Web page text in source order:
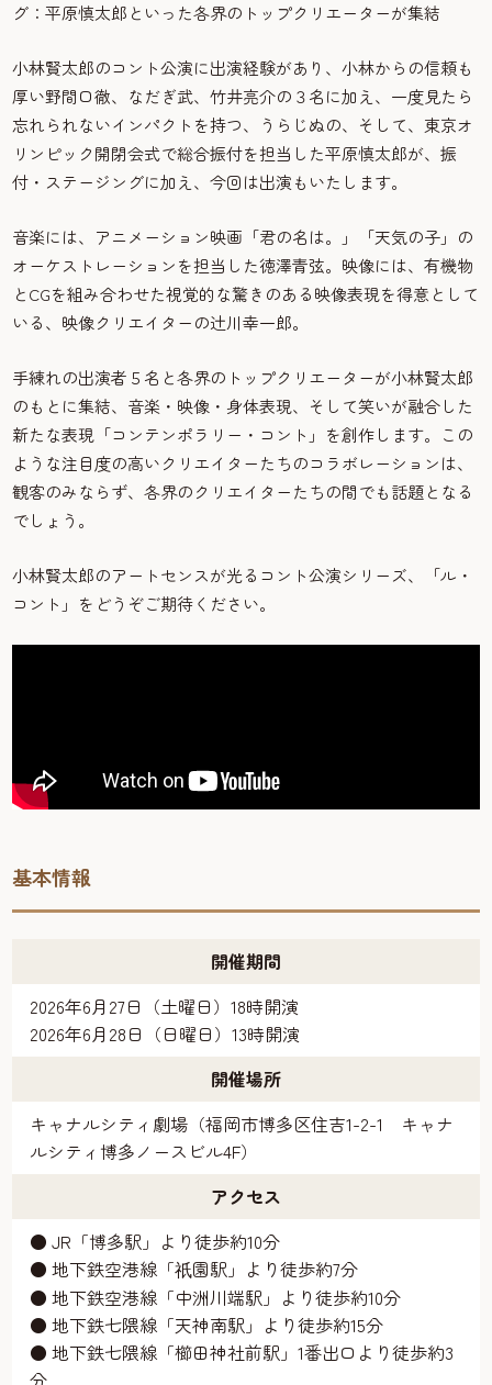
グ：平原慎太郎といった各界のトップクリエーターが集結
小林賢太郎のコント公演に出演経験があり、小林からの信頼も
厚い野間口徹、なだぎ武、竹井亮介の３名に加え、一度見たら
忘れられないインパクトを持つ、うらじぬの、そして、東京オ
リンピック開閉会式で総合振付を担当した平原慎太郎が、振
付・ステージングに加え、今回は出演もいたします。
音楽には、アニメーション映画「君の名は。」「天気の子」の
オーケストレーションを担当した徳澤青弦。映像には、有機物
とCGを組み合わせた視覚的な驚きのある映像表現を得意として
いる、映像クリエイターの辻川幸一郎。
手練れの出演者５名と各界のトップクリエーターが小林賢太郎
のもとに集結、音楽・映像・身体表現、そして笑いが融合した
新たな表現「コンテンポラリー・コント」を創作します。この
ような注目度の高いクリエイターたちのコラボレーションは、
観客のみならず、各界のクリエイターたちの間でも話題となる
でしょう。
小林賢太郎のアートセンスが光るコント公演シリーズ、「ル・
コント」をどうぞご期待ください。
基本情報
開催期間
2026年6月27日（土曜日）18時開演
2026年6月28日（日曜日）13時開演
開催場所
キャナルシティ劇場（福岡市博多区住吉1-2-1 キャナ
ルシティ博多ノースビル4F）
アクセス
● JR「博多駅」より徒歩約10分
● 地下鉄空港線「祇園駅」より徒歩約7分
● 地下鉄空港線「中洲川端駅」より徒歩約10分
● 地下鉄七隈線「天神南駅」より徒歩約15分
● 地下鉄七隈線「櫛田神社前駅」1番出口より徒歩約3